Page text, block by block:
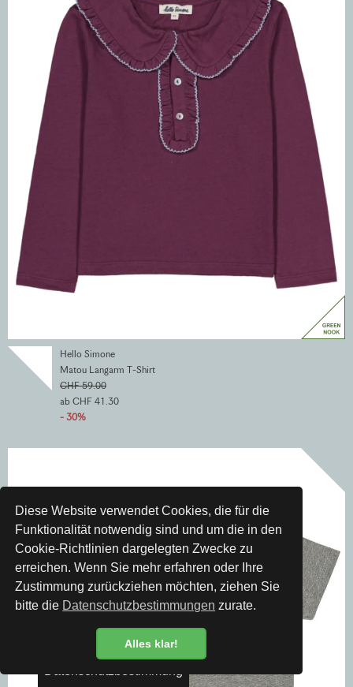
Diese Website verwendet Cookies, die für die
Funktionalität notwendig sind und um die in den
Cookie-Richtlinien dargelegten Zwecke zu
erreichen. Wenn Sie mehr erfahren oder Ihre
Zustimmung zurückziehen möchten, ziehen Sie
bitte die Datenschutzbestimmungen zurate.
Alles klar!
Hello Simone
Matou Langarm T-Shirt
CHF 59.00
ab CHF 41.30
- 30%